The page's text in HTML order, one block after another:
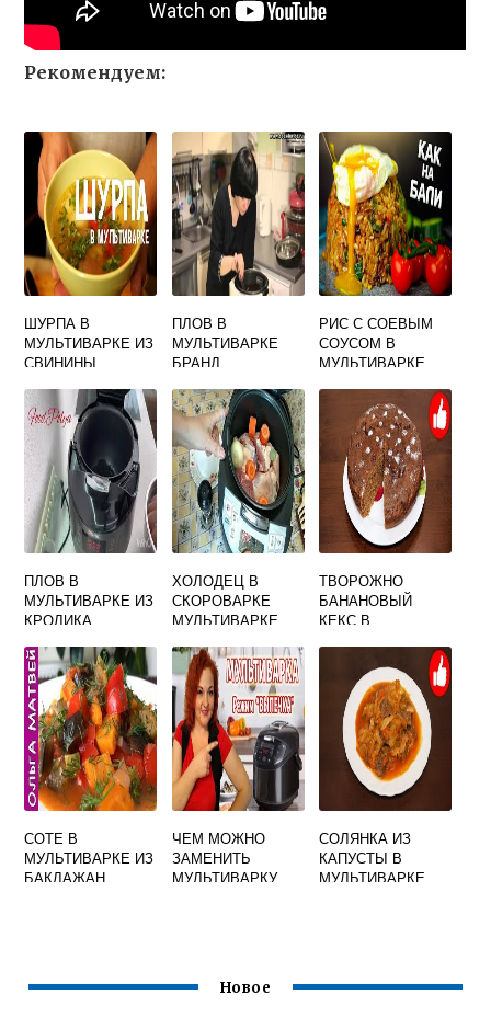
Рекомендуем:
ШУРПА В
МУЛЬТИВАРКЕ ИЗ
СВИНИНЫ
ПЛОВ В
МУЛЬТИВАРКЕ
БРАНД
РИС С СОЕВЫМ
СОУСОМ В
МУЛЬТИВАРКЕ
ПЛОВ В
МУЛЬТИВАРКЕ ИЗ
КРОЛИКА
ХОЛОДЕЦ В
СКОРОВАРКЕ
МУЛЬТИВАРКЕ
ТВОРОЖНО
БАНАНОВЫЙ
КЕКС В
СОТЕ В
МУЛЬТИВАРКЕ ИЗ
БАКЛАЖАН
ЧЕМ МОЖНО
ЗАМЕНИТЬ
МУЛЬТИВАРКУ
СОЛЯНКА ИЗ
КАПУСТЫ В
МУЛЬТИВАРКЕ
Новое